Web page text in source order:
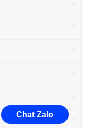
Chat Zalo